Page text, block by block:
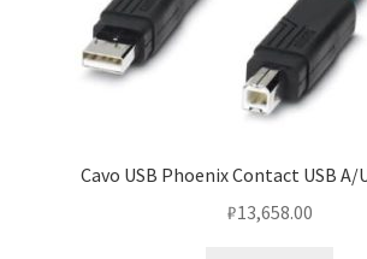
Cavo USB Phoenix Contact USB A/
₽13,658.00